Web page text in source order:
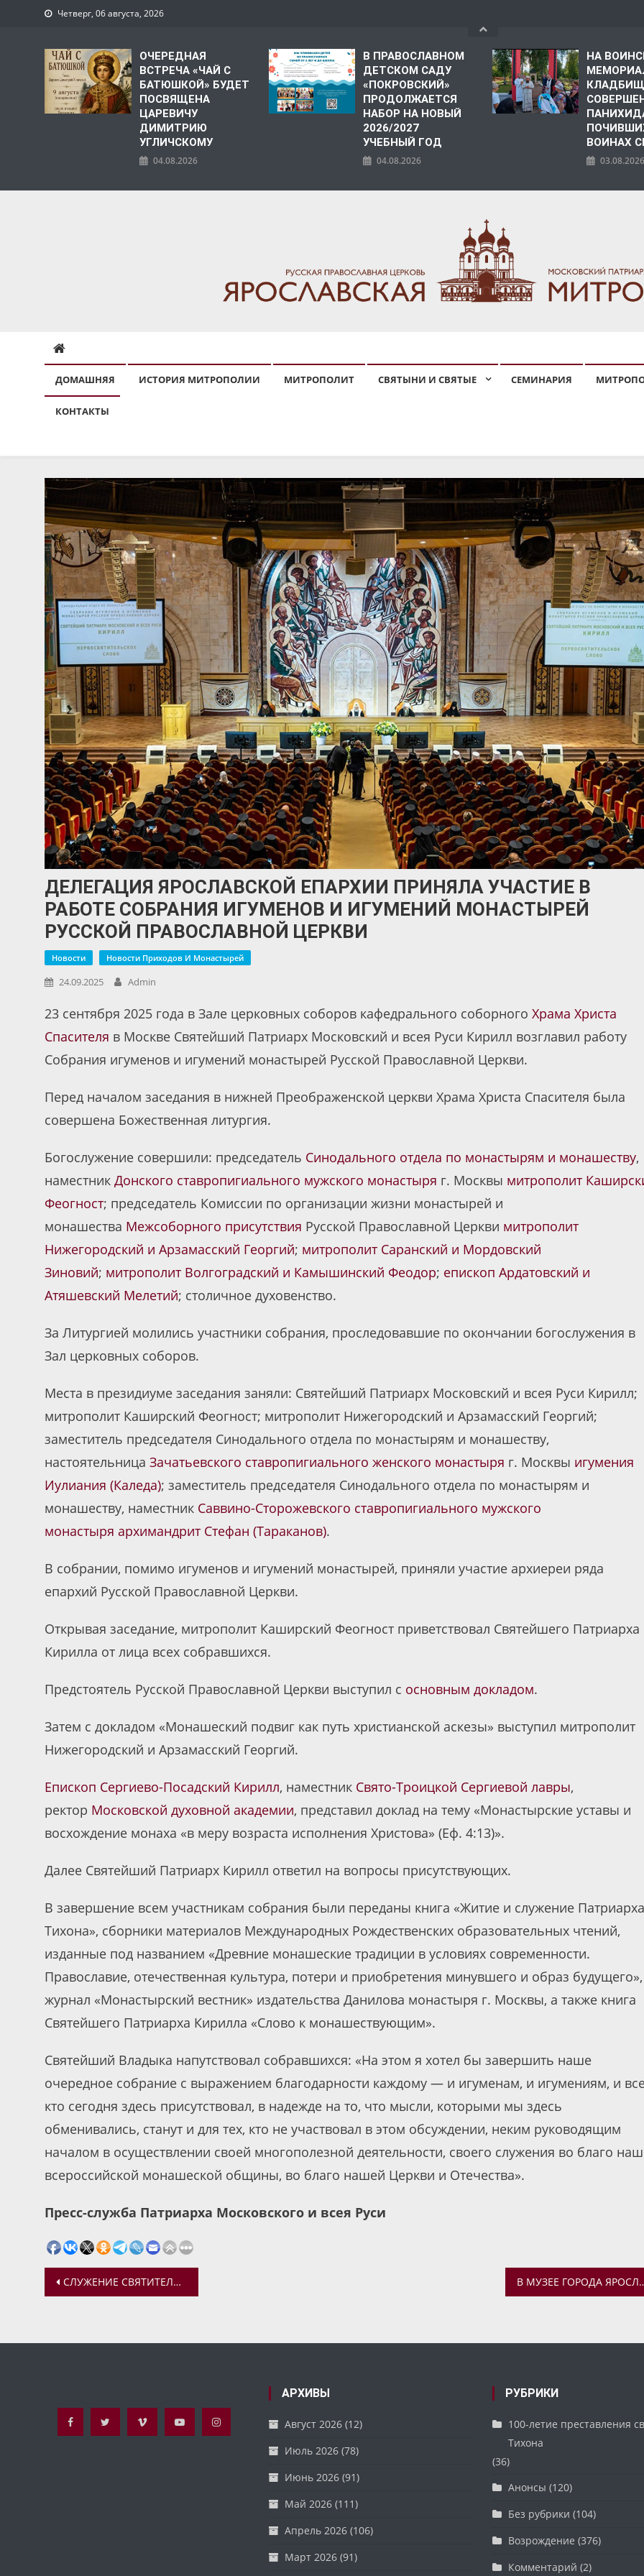
Четверг, 06 августа, 2026
ОЧЕРЕДНАЯ
ВСТРЕЧА «ЧАЙ С
БАТЮШКОЙ» БУДЕТ
ПОСВЯЩЕНА
ЦАРЕВИЧУ
ДИМИТРИЮ
УГЛИЧСКОМУ
04.08.2026
В ПРАВОСЛАВНОМ
ДЕТСКОМ САДУ
«ПОКРОВСКИЙ»
ПРОДОЛЖАЕТСЯ
НАБОР НА НОВЫЙ
2026/2027
УЧЕБНЫЙ ГОД
04.08.2026
НА
ВОИНАХ
ДОМАШНЯЯ ИСТОРИЯ МИТРОПОЛИИ МИТРОПОЛИТ СВЯТЫНИ И СВЯТЫЕ СЕМИНАРИЯ
КОНТАКТЫ
ДЕЛЕГАЦИЯ ЯРОСЛАВСКОЙ ЕПАРХИИ ПРИНЯЛА УЧАСТИЕ В
РАБОТЕ СОБРАНИЯ ИГУМЕНОВ И ИГУМЕНИЙ МОНАСТЫРЕЙ
РУССКОЙ ПРАВОСЛАВНОЙ ЦЕРКВИ
Новости Новости Приходов И Монастырей
24.09.2025 Admin
23 сентября 2025 года в Зале церковных соборов кафедрального соборного Храма Христа
Спасителя в Москве Святейший Патриарх Московский и всея Руси Кирилл возглавил работу
Собрания игуменов и игумений монастырей Русской Православной Церкви.
Перед началом заседания в нижней Преображенской церкви Храма Христа Спасителя была
совершена Божественная литургия.
Богослужение совершили: председатель Синодального отдела по монастырям и монашеству,
наместник Донского ставропигиального мужского монастыря г. Москвы митрополит
Феогност; председатель Комиссии по организации жизни монастырей и
монашества Межсоборного присутствия Русской Православной Церкви митрополит
Нижегородский и Арзамасский Георгий; митрополит Саранский и Мордовский
Зиновий; митрополит Волгоградский и Камышинский Феодор; епископ Ардатовский и
Атяшевский Мелетий; столичное духовенство.
За Литургией молились участники собрания, проследовавшие по окончании богослужения в
Зал церковных соборов.
Места в президиуме заседания заняли: Святейший Патриарх Московский и всея Руси Кирилл;
митрополит Каширский Феогност; митрополит Нижегородский и Арзамасский Георгий;
заместитель председателя Синодального отдела по монастырям и монашеству,
настоятельница Зачатьевского ставропигиального женского монастыря г. Москвы игумения
Иулиания (Каледа); заместитель председателя Синодального отдела по монастырям и
монашеству, наместник Саввино-Сторожевского ставропигиального мужского
монастыря архимандрит Стефан (Тараканов).
В собрании, помимо игуменов и игумений монастырей, приняли участие архиереи ряда
епархий Русской Православной Церкви.
Открывая заседание, митрополит Каширский Феогност приветствовал Святейшего Патриарха
Кирилла от лица всех собравшихся.
Предстоятель Русской Православной Церкви выступил с основным докладом.
Затем с докладом «Монашеский подвиг как путь христианской аскезы» выступил митрополит
Нижегородский и Арзамасский Георгий.
Епископ Сергиево-Посадский Кирилл, наместник Свято-Троицкой Сергиевой лавры,
ректор Московской духовной академии, представил доклад на тему «Монастырские уставы и
восхождение монаха «в меру возраста исполнения Христова» (Еф. 4:13)».
Далее Святейший Патриарх Кирилл ответил на вопросы присутствующих.
В завершение всем участникам собрания были переданы книга «Житие и служение Патриарха
Тихона», сборники материалов Международных Рождественских образовательных чтений,
изданные под названием «Древние монашеские традиции в условиях современности.
Православие, отечественная культура, потери и приобретения минувшего и образ будущего»,
журнал «Монастырский вестник» издательства Данилова монастыря г. Москвы, а также книга
Святейшего Патриарха Кирилла «Слово к монашествующим».
Святейший Владыка напутствовал собравшихся: «На этом я хотел бы завершить наше
очередное собрание с выражением благодарности каждому — и игуменам, и игумениям, и
кто сегодня здесь присутствовал, в надежде на то, что мысли, которыми мы здесь
обменивались, станут и для тех, кто не участвовал в этом обсуждении, неким руководящим
началом в осуществлении своей многополезной деятельности, своего служения во благо
всероссийской монашеской общины, во благо нашей Церкви и Отечества».
Пресс-служба Патриарха Московского и всея Руси
Навигация
записям
СЛУЖЕНИЕ СВЯТИТЕЛЯ ТИХОНА. ПРОФЕССОР Ю. Ю. ИЕРУСАЛИМСКИЙ В МУЗЕЕ ГОРОДА ЯРОСЛАВЛЯ
АРХИВЫ
Август 2026(12)
Июль 2026(78)
Июнь 2026(91)
Май 2026(111)
Апрель 2026(106)
Март 2026(91)
РУБРИКИ
100-летие преставления
Тихона
(36)
Анонсы (120)
Без рубрики (104)
Возрождение (376)
Комментарий (2)